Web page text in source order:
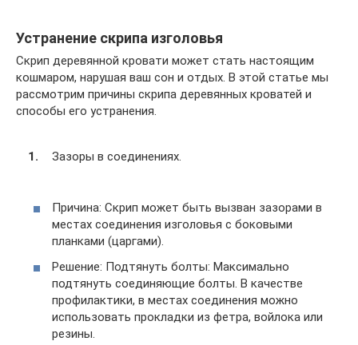
Устранение скрипа изголовья
Скрип деревянной кровати может стать настоящим
кошмаром, нарушая ваш сон и отдых. В этой статье мы
рассмотрим причины скрипа деревянных кроватей и
способы его устранения.
Зазоры в соединениях.
Причина: Скрип может быть вызван зазорами в
местах соединения изголовья с боковыми
планками (царгами).
Решение: Подтянуть болты: Максимально
подтянуть соединяющие болты. В качестве
профилактики, в местах соединения можно
использовать прокладки из фетра, войлока или
резины.